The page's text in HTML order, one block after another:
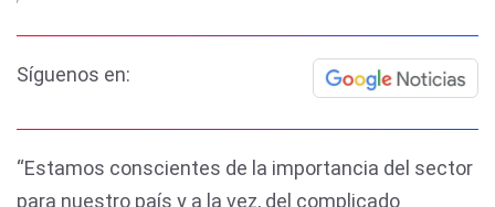
Síguenos en:
“Estamos conscientes de la importancia del sector
para nuestro país y a la vez, del complicado